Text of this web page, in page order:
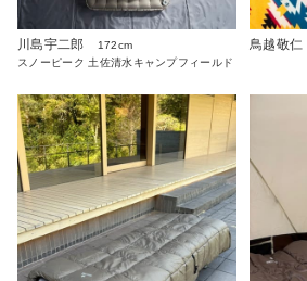
川島宇二郎
172cm
スノーピーク 土佐清水キャンプフィールド
鳥越敬仁